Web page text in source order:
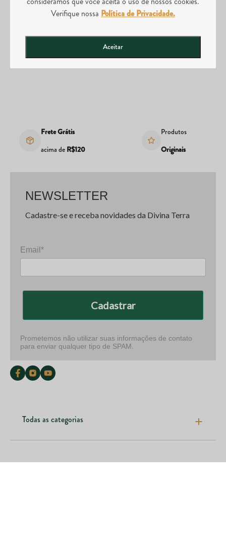
Verifique nossa Política de Privacidade.
Aceitar
Frete Grátis
acima de R$120
Produtos
Originais
NEWSLETTER
Cadastre-se e receba novidades da Divina Terra
Email*
Cadastrar
Prometemos não utilizar suas informações de contato
para enviar qualquer tipo de SPAM.
Todas as categorias
Articulações e ossos